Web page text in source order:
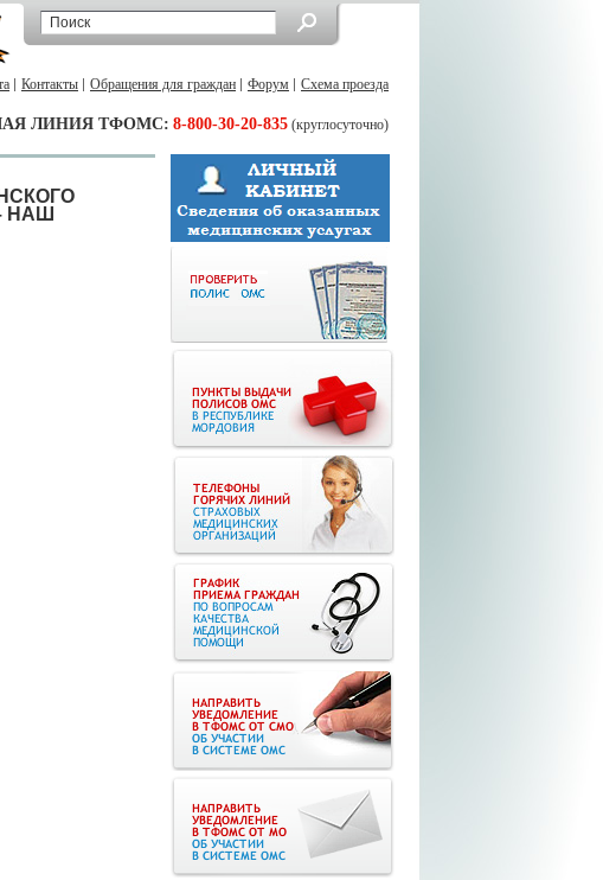
Контакты Обращения для граждан Форум Схема проезда
ЛИНИЯ ТФОМС: 8-800-30-20-835 (круглосуточно)
НАШ